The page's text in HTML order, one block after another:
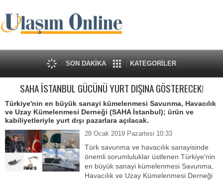
SON DAKİKA KATEGORİLER
SAHA İSTANBUL GÜCÜNÜ YURT DIŞINA GÖSTERECEK!
Türkiye'nin en büyük sanayi kümelenmesi Savunma, Havacılık
ve Uzay Kümelenmesi Derneği (SAHA İstanbul); ürün ve
kabiliyetleriyle yurt dışı pazarlara açılacak.
28 Ocak 2019 Pazartesi 10:33
Türk savunma ve havacılık sanayisinde
önemli sorumluluklar üstlenen Türkiye'nin
en büyük sanayi kümelenmesi Savunma,
Havacılık ve Uzay Kümelenmesi Derneği